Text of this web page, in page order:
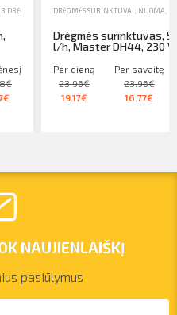
DRĖGMĖS SURINKTUVAIDRĖGMĖS SURINKTUVAI NUOMA
Drėgmės surinktuvas,
l/h, Master DH44, 230 V
Per dieną
23.96€
19.17€
Per savaitę
23.96€
16.77€
NAUJIENLAIŠKĮ
pasiūlymus